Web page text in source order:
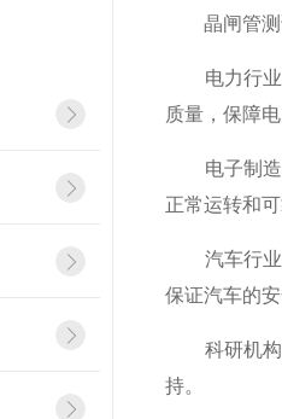
晶闸管
电力行业：
质量，保障
电子制造业
正常运转和
汽车行业：
保证汽车的
科研机构：
持。